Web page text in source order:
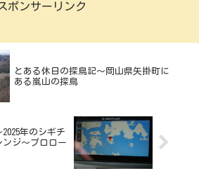
ポンサーリンク
とある休日の探鳥記～岡山県矢掛町に
ある嵐山の探鳥
年のシギチ
ジ～プロロー